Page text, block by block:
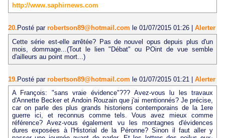
http://www.saphirnews.com
20. Posté par robertson89@hotmail.com le 01/07/2015 01:26
Alerter
Cette série est-elle arrêtée? Pas de nouvel opus depuis plus d'un
mois, dommage...(Tout le lien "Débat" ou POint de vue semble
d'ailleurs au point mort...)
19.Posté par robertson89@hotmail.com le 01/07/2015 01:21 | Alerter
A François: "sans vraie évidence"??? Avez-vous lu les travaux
d'Annette Becker et Andoin Rouzain que j'ai mentionnés? Je précise,
car on parle des plus grands historiens contemporains de la 1ere
guerre ici, et reconnus comme tels. Vous avez mieux comme
référence? Avez-vous également vu les montagnes d'évidences
dures exposées à l'Historial de la Péronne? Sinon il faut aller y